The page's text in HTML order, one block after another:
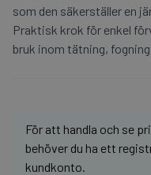
som den säkerställer en
Praktisk krok för enkel
bruk inom tätning, fogning
För att handla och se
behöver du ha ett
kundkonto.